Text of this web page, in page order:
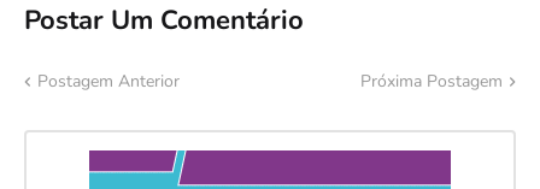
Postar Um Comentário
Postagem Anterior Próxima Postagem